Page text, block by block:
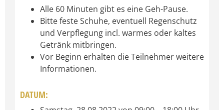
Alle 60 Minuten gibt es eine Geh-Pause.
Bitte feste Schuhe, eventuell Regenschutz
und Verpflegung incl. warmes oder kaltes
Getränk mitbringen.
Vor Beginn erhalten die Teilnehmer weitere
Informationen.
DATUM: